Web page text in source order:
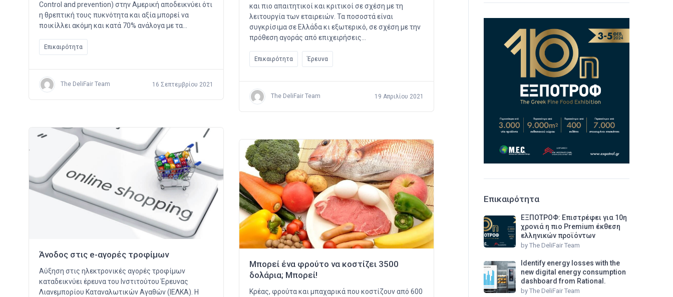
Control and prevention) στην Αμερική αποδεικνύει ότι
η θρεπτική τους πυκνότητα και αξία μπορεί να
ποικίλλει ακόμη και κατά 70% ανάλογα με τα…
Επικαιρότητα
The DeliFair Team 16 Σεπτεμβρίου 2021
και πιο απαιτητικοί και κριτικοί σε σχέση με τη
λειτουργία των εταιρειών. Τα ποσοστά είναι
συγκρίσιμα σε Ελλάδα κι εξωτερικό, σε σχέση με την
πρόθεση αγοράς από επιχειρήσεις…
Επικαιρότητα Έρευνα
The DeliFair Team 19 Απριλίου 2021
Άνοδος στις e-αγορές τροφίμων
Αύξηση στις ηλεκτρονικές αγορές τροφίμων
καταδεικνύει έρευνα του Ινστιτούτου Έρευνας
Λιανεμπορίου Καταναλωτικών Αγαθών (ΙΕΛΚΑ). Η
Μπορεί ένα φρούτο να κοστίζει 3500
δολάρια; Μπορεί!
Κρέας, φρούτα και μπαχαρικά που κοστίζουν από 600
Επικαιρότητα
ΕΞΠΟΤΡΟΦ: Επιστρέφει για 10η
χρονιά η πιο Premium έκθεση
ελληνικών προϊόντων
by The DeliFair Team
Identify energy losses with the
new digital energy consumption
dashboard from Rational.
by The DeliFair Team